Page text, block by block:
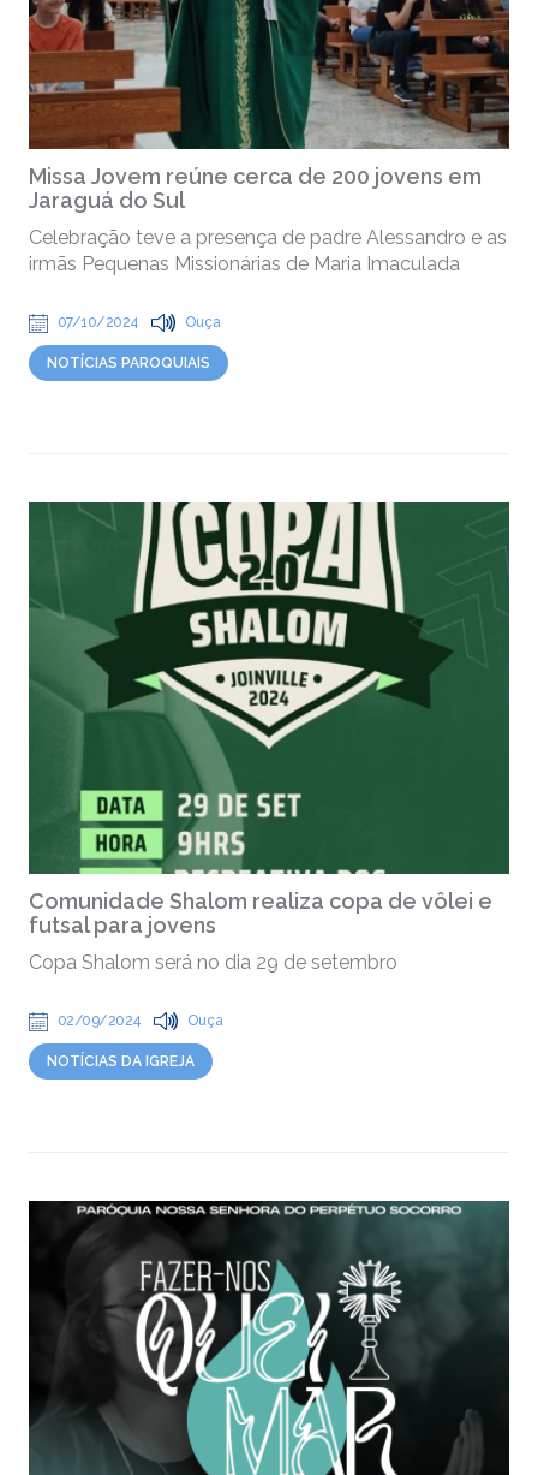
Missa Jovem reúne cerca de 200 jovens em
Jaraguá do Sul
Celebração teve a presença de padre Alessandro e as
irmãs Pequenas Missionárias de Maria Imaculada
07/10/2024 Ouça
NOTÍCIAS PAROQUIAIS
Comunidade Shalom realiza copa de vôlei e
futsal para jovens
Copa Shalom será no dia 29 de setembro
02/09/2024 Ouça
NOTÍCIAS DA IGREJA